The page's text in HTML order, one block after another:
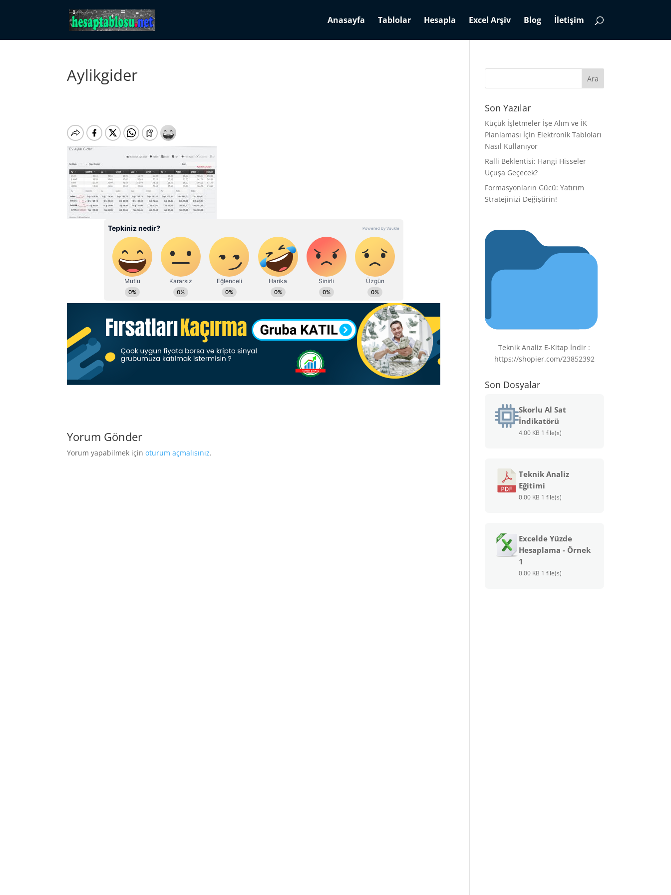
Anasayfa Tablolar Hesapla Excel Arşiv Blog İletişim
Aylikgider
Yorum Gönder
Yorum yapabilmek içinoturum açmalısınız.
Son Yazılar
Küçük İşletmeler İşe Alım ve İK
Planlaması İçin Elektronik Tabloları
Nasıl Kullanıyor
Ralli Beklentisi: Hangi Hisseler
Uçuşa Geçecek?
Formasyonların Gücü: Yatırım
Stratejinizi Değiştirin!
Teknik Analiz E-Kitap İndir :
https://shopier.com/23852392
Son Dosyalar
Skorlu Al Sat
İndikatörü
4.00 KB 1 file(s)
Teknik Analiz
Eğitimi
0.00 KB 1 file(s)
Excelde Yüzde
Hesaplama - Örnek
1
0.00 KB 1 file(s)